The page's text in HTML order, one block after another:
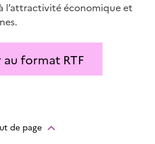
l’attractivité économique et
format RTF
de page